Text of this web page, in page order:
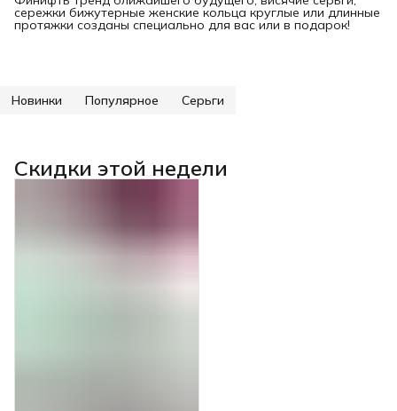
сережки бижутерные женские кольца круглые или длинные
протяжки созданы специально для вас или в подарок!
Новинки Популярное Серьги
Скидки этой недели